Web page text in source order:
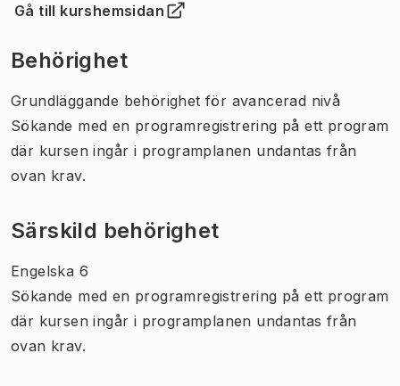
Gå till kurshemsidan
(Öppnas i ny flik)
Behörighet
Grundläggande behörighet för avancerad nivå
Sökande med en programregistrering på ett program
där kursen ingår i programplanen undantas från
ovan krav.
Särskild behörighet
Engelska 6
Sökande med en programregistrering på ett program
där kursen ingår i programplanen undantas från
ovan krav.